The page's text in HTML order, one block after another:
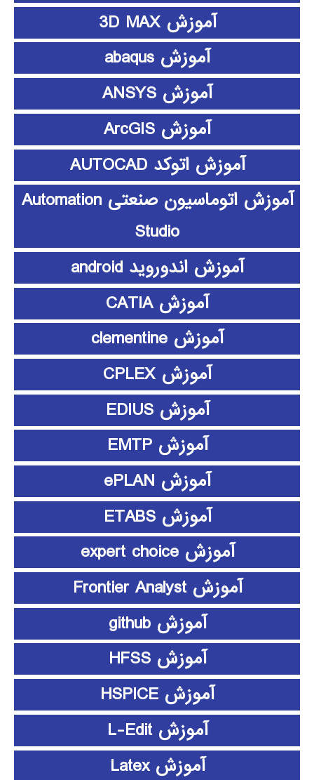
آموزش 3D MAX
آموزش abaqus
آموزش ANSYS
آموزش ArcGIS
آموزش اتوکد AUTOCAD
آموزش اتوماسیون صنعتی Automation
Studio
آموزش اندوروید android
آموزش CATIA
آموزش clementine
آموزش CPLEX
آموزش EDIUS
آموزش EMTP
آموزش ePLAN
آموزش ETABS
آموزش expert choice
آموزش Frontier Analyst
آموزش github
آموزش HFSS
آموزش HSPICE
آموزش L-Edit
آموزش Latex